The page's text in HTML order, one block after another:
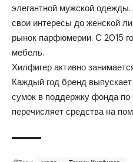
элегантной мужской
свои интересы до женской
рынок парфюмерии. С 2015
мебель.
Хилфигер активно
Каждый год бренд
сумок в поддержку фонда по
перечисляет средства на